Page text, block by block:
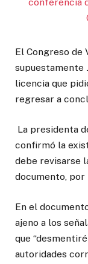
El Congreso de
supuestamente
licencia que
regresar a
La presidenta
confirmó la
debe revisarse
documento, por
En el
ajeno a los
que
autoridades